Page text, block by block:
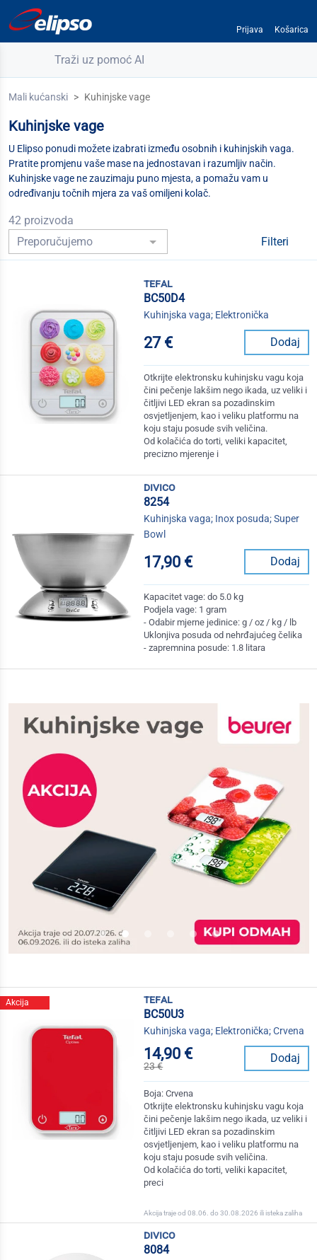
Prijava Košarica
Traži uz pomoć AI
Mali kućanski Kuhinjske vage
Kuhinjske vage
U Elipso ponudi možete izabrati između osobnih i kuhinjskih vaga.
Pratite promjenu vaše mase na jednostavan i razumljiv način.
Kuhinjske vage ne zauzimaju puno mjesta, a pomažu vam u
određivanju točnih mjera za vaš omiljeni kolač.
42 proizvoda
Filteri
tefal
BC50D4
Kuhinjska vaga; Elektronička
27 € Dodaj
Otkrijte elektronsku kuhinjsku vagu koja
čini pečenje lakšim nego ikada, uz veliki i
čitljivi LED ekran sa pozadinskim
osvjetljenjem, kao i veliku platformu na
koju staju posude svih veličina.
Od kolačića do torti, veliki kapacitet,
precizno mjerenje i
divico
8254
Kuhinjska vaga; Inox posuda; Super
Bowl
17,90 € Dodaj
Kapacitet vage: do 5.0 kg
Podjela vage: 1 gram
- Odabir mjerne jedinice: g / oz / kg / lb
Uklonjiva posuda od nehrđajućeg čelika
- zapremnina posude: 1.8 litara
Akcija
tefal
BC50U3
Kuhinjska vaga; Elektronička; Crvena
14,90 €
23 €
Dodaj
Boja: Crvena
Otkrijte elektronsku kuhinjsku vagu koja
čini pečenje lakšim nego ikada, uz veliki i
čitljivi LED ekran sa pozadinskim
osvjetljenjem, kao i veliku platformu na
koju staju posude svih veličina.
Od kolačića do torti, veliki kapacitet,
preci
Akcija traje od 08.06. do 30.08.2026 ili isteka zaliha
divico
8084